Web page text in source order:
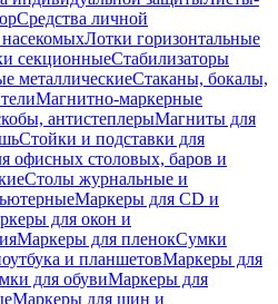
Средства личной
Лотки горизонтальные
секционныеСтабилизаторы
металлическиеСтаканы, бокалы,
Магнитно-маркерные
антистеплерыМагниты для
Стойки и подставки для
офисных столовых, баров и
Столы журнальные и
Маркеры для CD и
для окон и
Маркеры для пленокСумки
и планшетовМаркеры для
для обувиМаркеры для
Маркеры для шин и